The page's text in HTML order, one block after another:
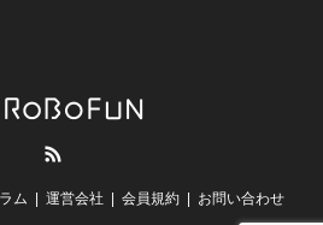
ム 運営会社 会員規約 お問い合わせ